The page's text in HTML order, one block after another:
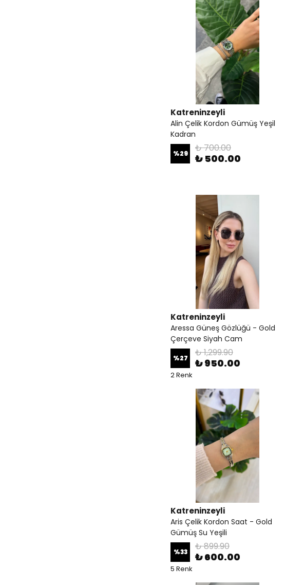
Katreninzeyli
Alin Çelik Kordon Gümüş Yeşil
Kadran
%29 ₺ 700.00
₺ 500.00
Katreninzeyli
Aressa Güneş Gözlüğü - Gold
Çerçeve Siyah Cam
%27 ₺ 1,299.90
₺ 950.00
2 Renk
Katreninzeyli
Aris Çelik Kordon Saat - Gold
Gümüş Su Yeşili
%33 ₺ 899.90
₺ 600.00
5 Renk